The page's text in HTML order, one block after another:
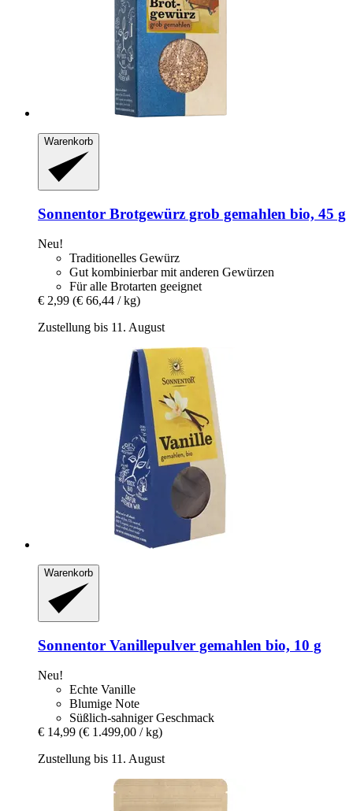
Warenkorb
Sonnentor Brotgewürz grob gemahlen bio, 45 g
Neu!
Traditionelles Gewürz
Gut kombinierbar mit anderen Gewürzen
Für alle Brotarten geeignet
€ 2,99 (€ 66,44 / kg)
Zustellung bis 11. August
Warenkorb
Sonnentor Vanillepulver gemahlen bio, 10 g
Neu!
Echte Vanille
Blumige Note
Süßlich-sahniger Geschmack
€ 14,99 (€ 1.499,00 / kg)
Zustellung bis 11. August